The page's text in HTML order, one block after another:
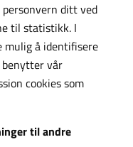
ditt ved
til statistikk. I
å identifisere
benytter vår
cookies som
til andre